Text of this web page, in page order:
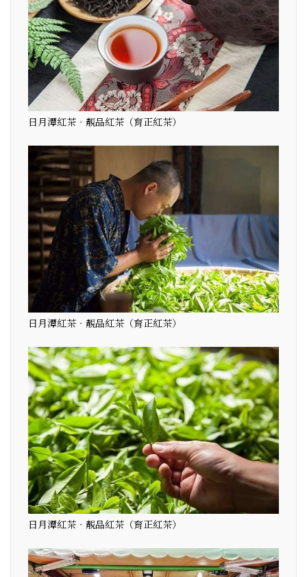
日月潭紅茶‧靚品紅茶（育正紅茶）
日月潭紅茶‧靚品紅茶（育正紅茶）
日月潭紅茶‧靚品紅茶（育正紅茶）